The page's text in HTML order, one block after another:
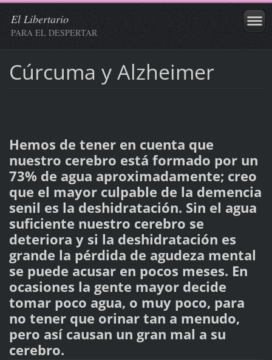
El Libertario
PARA EL DESPERTAR
Cúrcuma y Alzheimer
Hemos de tener en cuenta que
nuestro cerebro está formado por un
73% de agua aproximadamente; creo
que el mayor culpable de la demencia
senil es la deshidratación. Sin el agua
suficiente nuestro cerebro se
deteriora y si la deshidratación es
grande la pérdida de agudeza mental
se puede acusar en pocos meses. En
ocasiones la gente mayor decide
tomar poco agua, o muy poco, para
no tener que orinar tan a menudo,
pero así causan un gran mal a su
cerebro.